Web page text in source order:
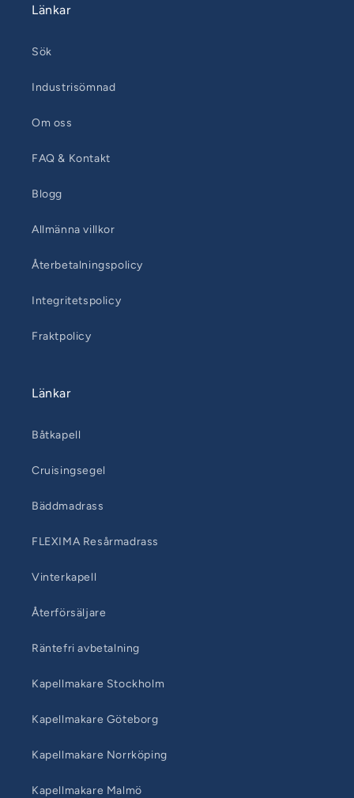
Länkar
Sök
Industrisömnad
Om oss
FAQ & Kontakt
Blogg
Allmänna villkor
Återbetalningspolicy
Integritetspolicy
Fraktpolicy
Länkar
Båtkapell
Cruisingsegel
Bäddmadrass
FLEXIMA Resårmadrass
Vinterkapell
Återförsäljare
Räntefri avbetalning
Kapellmakare Stockholm
Kapellmakare Göteborg
Kapellmakare Norrköping
Kapellmakare Malmö